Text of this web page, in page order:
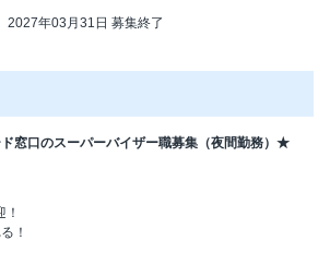
2027年03月31日 募集終了
窓口のスーパーバイザー職募集（夜間勤務）★
！